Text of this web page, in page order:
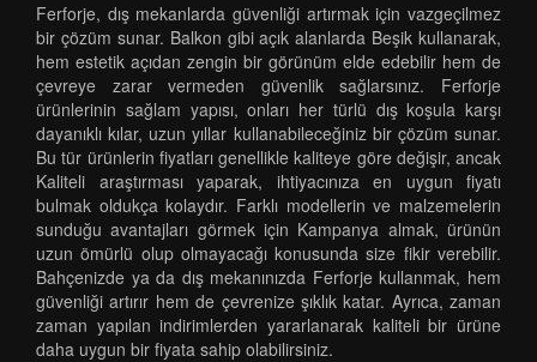
Ferforje, dış mekanlarda güvenliği artırmak için vazgeçilmez
bir çözüm sunar. Balkon gibi açık alanlarda Beşik kullanarak,
hem estetik açıdan zengin bir görünüm elde edebilir hem de
çevreye zarar vermeden güvenlik sağlarsınız. Ferforje
ürünlerinin sağlam yapısı, onları her türlü dış koşula karşı
dayanıklı kılar, uzun yıllar kullanabileceğiniz bir çözüm sunar.
Bu tür ürünlerin fiyatları genellikle kaliteye göre değişir, ancak
Kaliteli araştırması yaparak, ihtiyacınıza en uygun fiyatı
bulmak oldukça kolaydır. Farklı modellerin ve malzemelerin
sunduğu avantajları görmek için Kampanya almak, ürünün
uzun ömürlü olup olmayacağı konusunda size fikir verebilir.
Bahçenizde ya da dış mekanınızda Ferforje kullanmak, hem
güvenliği artırır hem de çevrenize şıklık katar. Ayrıca, zaman
zaman yapılan indirimlerden yararlanarak kaliteli bir ürüne
daha uygun bir fiyata sahip olabilirsiniz.